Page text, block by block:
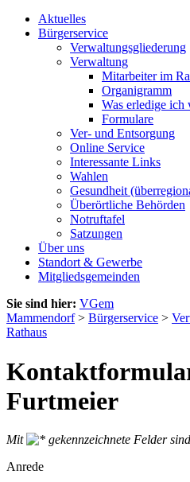
Aktuelles
Bürgerservice
Verwaltungsgliederung
Verwaltung
Mitarbeiter im
Organigramm
Was erledige ich
Formulare
Ver- und Entsorgung
Online Service
Interessante Links
Wahlen
Gesundheit
Überörtliche Behörden
Notruftafel
Satzungen
Über uns
Standort & Gewerbe
Mitgliedsgemeinden
Sie sind hier: VGem
Mammendorf> Bürgerservice >
Rathaus
Furtmeier
Mit
gekennzeichnete Felder
Anrede